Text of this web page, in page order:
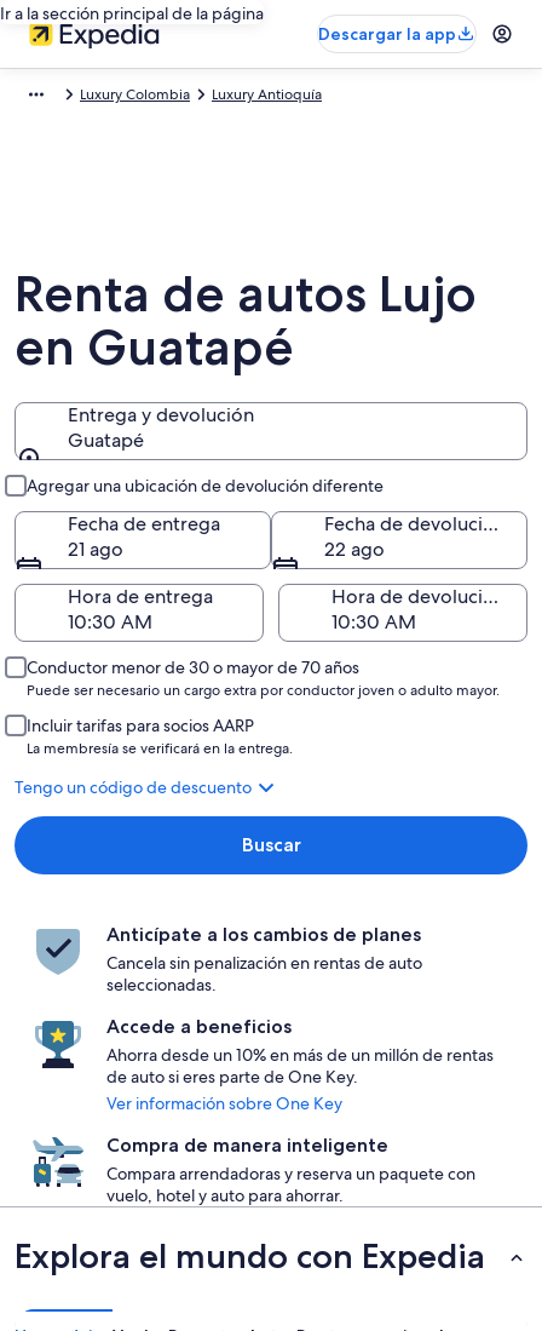
Ir a la sección principal de la página
Descargar la app
Luxury Colombia Luxury Antioquía
Renta de autos Lujo
en Guatapé
Entrega y devolución
Guatapé
Agregar una ubicación de devolución diferente
Fecha de entrega
21 ago
Fecha de devolución
22 ago
Hora de entrega
Hora de devolución
Conductor menor de 30 o mayor de 70 años
Puede ser necesario un cargo extra por conductor joven o adulto mayor.
Incluir tarifas para socios AARP
La membresía se verificará en la entrega.
Tengo un código de descuento
Buscar
Anticípate a los cambios de planes
Cancela sin penalización en rentas de auto
seleccionadas.
Accede a beneficios
Ahorra desde un 10% en más de un millón de rentas
de auto si eres parte de One Key.
Ver información sobre One Key
Compra de manera inteligente
Compara arrendadoras y reserva un paquete con
vuelo, hotel y auto para ahorrar.
Explora el mundo con Expedia